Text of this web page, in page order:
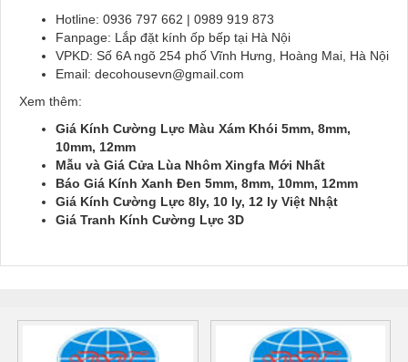
Hotline: 0936 797 662 | 0989 919 873
Fanpage: Lắp đặt kính ốp bếp tại Hà Nội
VPKD: Số 6A ngõ 254 phố Vĩnh Hưng, Hoàng Mai, Hà Nội
Email: decohousevn@gmail.com
Xem thêm:
Giá Kính Cường Lực Màu Xám Khói 5mm, 8mm,
10mm, 12mm
Mẫu và Giá Cửa Lùa Nhôm Xingfa Mới Nhất
Báo Giá Kính Xanh Đen 5mm, 8mm, 10mm, 12mm
Giá Kính Cường Lực 8ly, 10 ly, 12 ly Việt Nhật
Giá Tranh Kính Cường Lực 3D